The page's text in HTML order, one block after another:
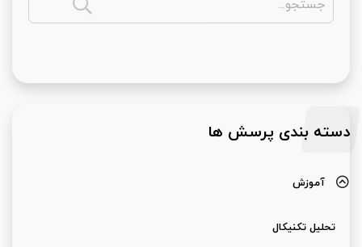
دسته بندی پرسش ها
آموزش
تحلیل تکنیکال